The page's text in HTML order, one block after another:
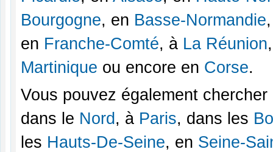
Bourgogne, en Basse-Normandie
en Franche-Comté, à La Réunion
Martinique ou encore en Corse.
Vous pouvez également
dans le Nord , à Paris, dans les
les Hauts-De-Seine, en Seine-